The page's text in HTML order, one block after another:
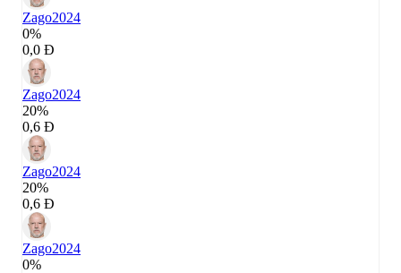
Zago2024
0%
0,0 Đ
Zago2024
20%
0,6 Đ
Zago2024
20%
0,6 Đ
Zago2024
0%